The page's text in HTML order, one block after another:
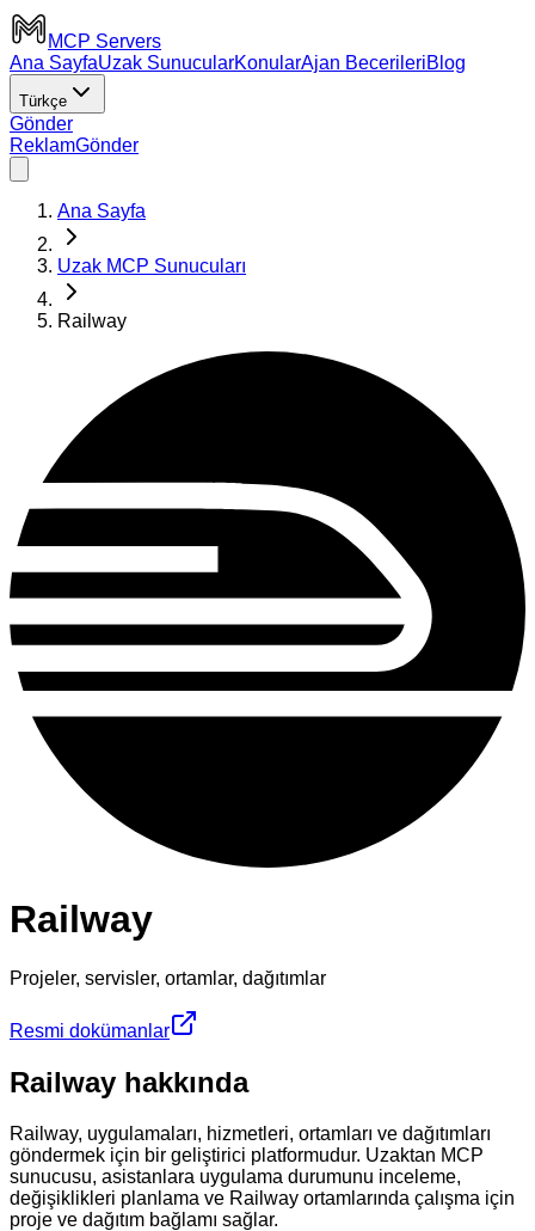
MCP Servers
Ana SayfaUzak SunucularKonularAjan BecerileriBlog
Türkçe
Gönder
ReklamGönder
Ana Sayfa
Uzak MCP Sunucuları
Railway
Railway
Projeler, servisler, ortamlar, dağıtımlar
Resmi dokümanlar
Railway hakkında
Railway, uygulamaları, hizmetleri, ortamları ve dağıtımları
göndermek için bir geliştirici platformudur. Uzaktan MCP
sunucusu, asistanlara uygulama durumunu inceleme,
değişiklikleri planlama ve Railway ortamlarında çalışma için
proje ve dağıtım bağlamı sağlar.